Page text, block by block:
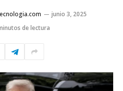
junio 3, 2025
de lectura